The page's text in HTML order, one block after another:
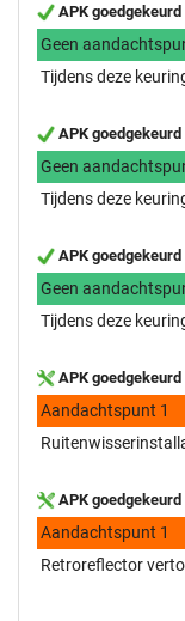
APK
Geen
Tijdens deze
APK
Geen
Tijdens deze
APK
Geen
Tijdens deze
APK
Aandachtspunt 1
APK
Aandachtspunt 1
Retroreflector